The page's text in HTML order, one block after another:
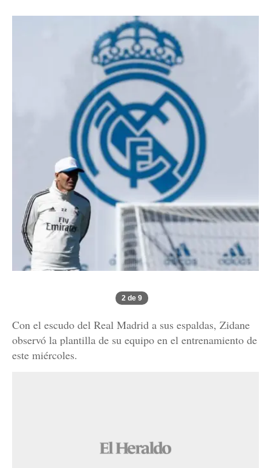
2 de 9
Con el escudo del Real Madrid a sus espaldas, Zidane
observó la plantilla de su equipo en el entrenamiento de
este miércoles.